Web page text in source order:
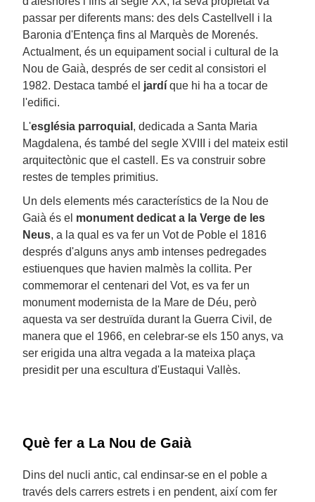
passar per diferents mans: des dels Castellvell i la
Baronia d'Entença fins al Marquès de Morenés.
Actualment, és un equipament social i cultural de la
Nou de Gaià, després de ser cedit al consistori el
1982. Destaca també el jardí que hi ha a tocar de
l'edifici.
L'església parroquial , dedicada a Santa Maria
Magdalena, és també del segle XVIII i del mateix estil
arquitectònic que el castell. Es va construir sobre
restes de temples primitius.
Un dels elements més característics de la Nou de
Gaià és el monument dedicat a la Verge de les
Neus, a la qual es va fer un Vot de Poble el 1816
després d'alguns anys amb intenses pedregades
estiuenques que havien malmès la collita. Per
commemorar el centenari del Vot, es va fer un
monument modernista de la Mare de Déu, però
aquesta va ser destruïda durant la Guerra Civil, de
manera que el 1966, en celebrar-se els 150 anys, va
ser erigida una altra vegada a la mateixa plaça
presidit per una escultura d'Eustaqui Vallès.
Què fer a La Nou de Gaià
Dins del nucli antic, cal endinsar-se en el poble a
través dels carrers estrets i en pendent, així com fer